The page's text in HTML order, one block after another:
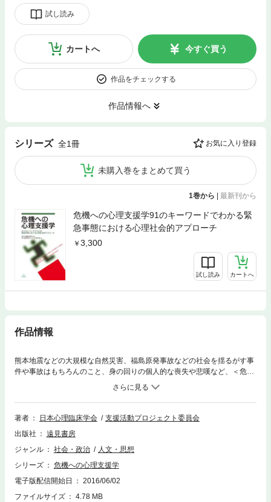
試し読み
カートへ 今すぐ買う
作品をチェックする
作品情報へ
シリーズ 全1冊 お気に入り登録
未購入巻をまとめて買う
1巻から | 最新刊から
危機への心理支援学91のキーワードでわかる緊
急事態における心理社会的アプローチ
3,300
試し読み カートへ
作品情報
熊本地震などの大規模な自然災害、福島原発事故などの社会を揺るがす事
件や事故はもちろんのこと、身の回りの個人的な喪失や悲嘆など、＜危機
＞は人の人生に大きな影響を与える。家族や友人、地域などの支援により
多くは回復していくが、トラウマの種類や本人の環境や性格傾向によって
は重篤な精神状態に陥る場合も少なくない。本書は、こうした危機と、危
機への心理支援に関する91のキーワードを詳しく解説したものである。執
本心理臨床学会監修、同学会 支援プロジェクト委員会編集による本書は、
これからのクライシスへの支援の基本図書となるだろう。
著者 日本心理臨床学会
支援活動プロジェクト委員会
出版社
遠見書房
ジャンル
社会・政治
人文・思想
シリーズ
危機への心理支援学
電子版配信開始日
2016/06/02
ファイルサイズ
4.78 MB